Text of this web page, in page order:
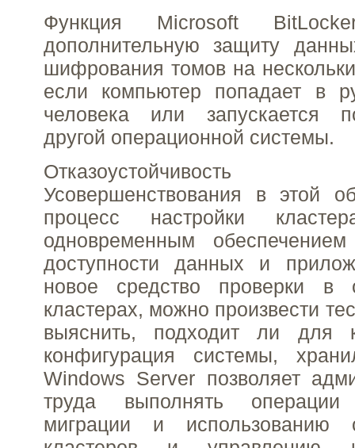
Функция Microsoft
дополнительную защиту
шифрования томов на
если компьютер попадает в
человека или запускается
другой операционной системы.
Усовершенствования в этой
процесс настройки
одновременным
доступности данных и
новое средство проверки в
кластерах, можно произвести
выяснить, подходит ли для
конфигурация системы,
Windows Server позволяет
труда выполнять
миграции и использованию